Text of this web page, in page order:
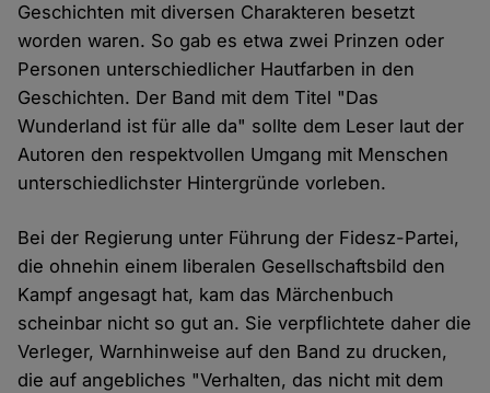
Geschichten mit diversen Charakteren besetzt
worden waren. So gab es etwa zwei Prinzen oder
Personen unterschiedlicher Hautfarben in den
Geschichten. Der Band mit dem Titel "Das
Wunderland ist für alle da" sollte dem Leser laut der
Autoren den respektvollen Umgang mit Menschen
unterschiedlichster Hintergründe vorleben.
Bei der Regierung unter Führung der Fidesz-Partei,
die ohnehin einem liberalen Gesellschaftsbild den
Kampf angesagt hat, kam das Märchenbuch
scheinbar nicht so gut an. Sie verpflichtete daher die
Verleger, Warnhinweise auf den Band zu drucken,
die auf angebliches "Verhalten, das nicht mit dem